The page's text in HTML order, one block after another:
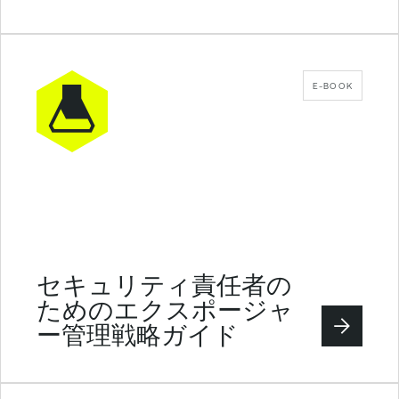
E-BOOK
セキュリティ責任者の
ためのエクスポージャ
ー管理戦略ガイド